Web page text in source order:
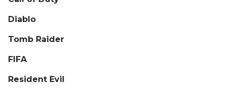
Diablo
Tomb Raider
FIFA
Resident Evil